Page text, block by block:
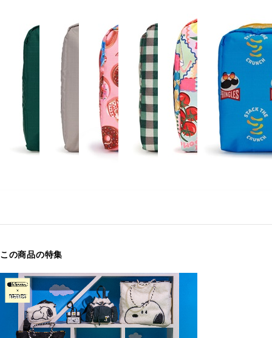
この商品の特集